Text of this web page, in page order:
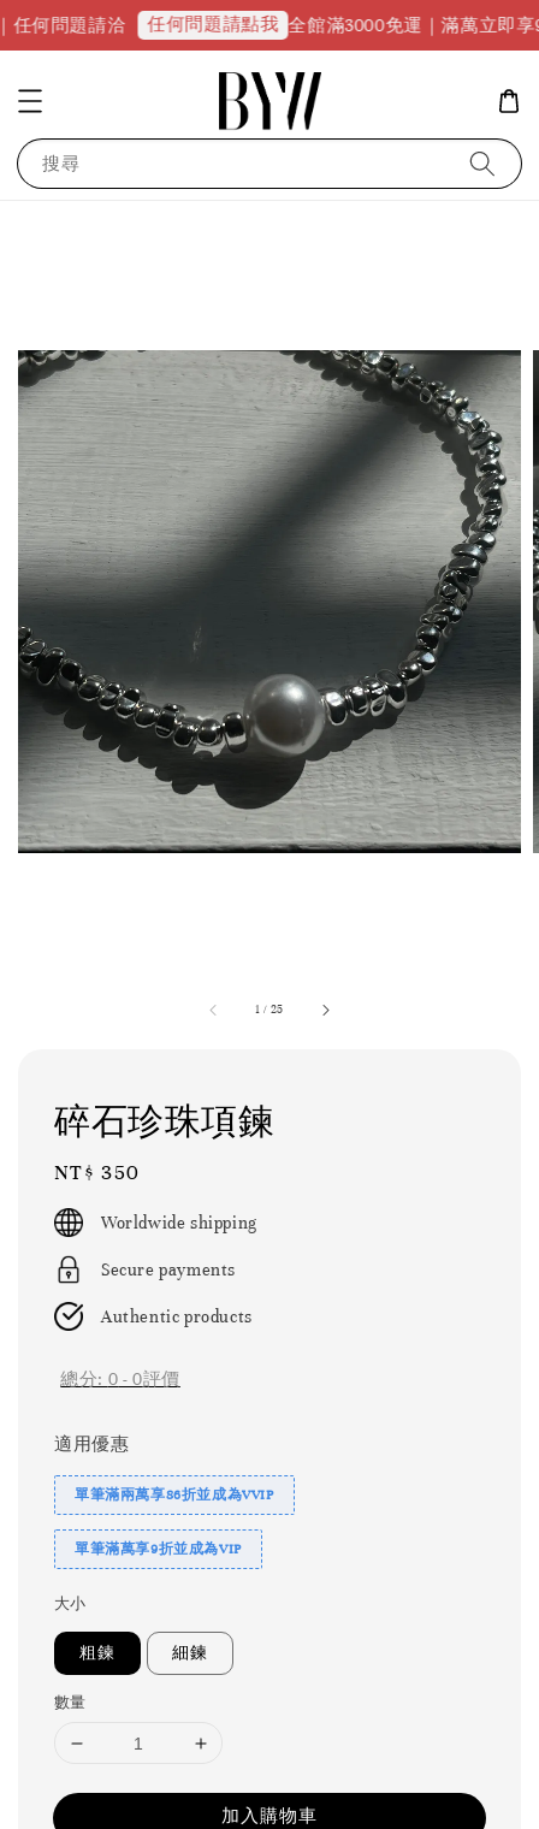
洽 任何問題請點我 全館滿3000免運｜滿萬立即享9折優惠
搜尋
1 / 25
碎石珍珠項鍊
Regular
price
NT$ 350
Worldwide shipping
Secure payments
Authentic products
總分: 0 - 0評價
適用優惠
單筆滿兩萬享86折並成為VVIP
單筆滿萬享9折並成為VIP
大小
粗鍊 細鍊
數量
加入購物車